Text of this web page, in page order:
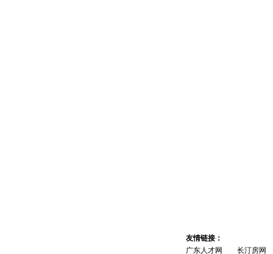
友情链接：
广东人才网
长汀房网